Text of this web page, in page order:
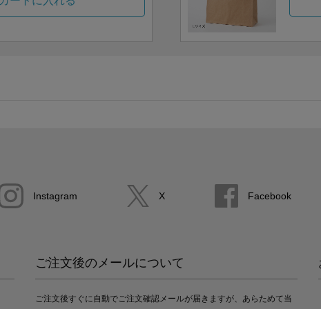
Instagram X Facebook
ご注文後のメールについて
ご注文後すぐに自動でご注文確認メールが届きますが、あらためて当